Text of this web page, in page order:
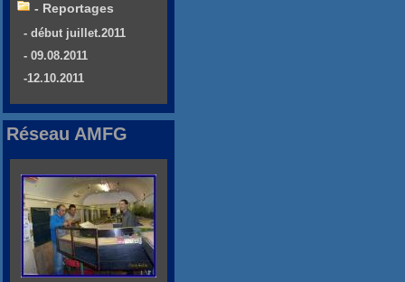
- Reportages
- début juillet.2011
- 09.08.2011
-12.10.2011
Réseau AMFG